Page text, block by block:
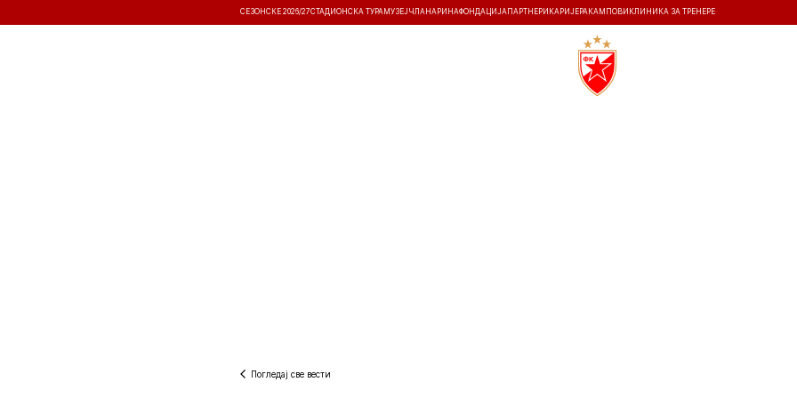
СЕЗОНСКЕ 2026/27СТАДИОНСКА ТУРА МУЗЕЈ ЧЛАНАРИНАФОНДАЦИЈА ПАРТНЕРИ КАРИЈЕРА КАМПОВИ КЛИНИКА ЗА ТРЕНЕРЕ
Погледај све вести